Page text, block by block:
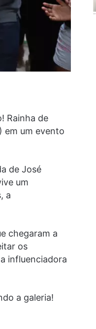
Rainha de
em um evento
de José
um
a
chegaram a
os
influenciadora
a galeria!